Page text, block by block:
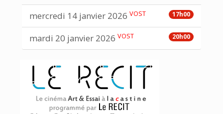
17h00
mercredi 14 janvier 2026 VOST
20h00
mardi 20 janvier 2026 VOST